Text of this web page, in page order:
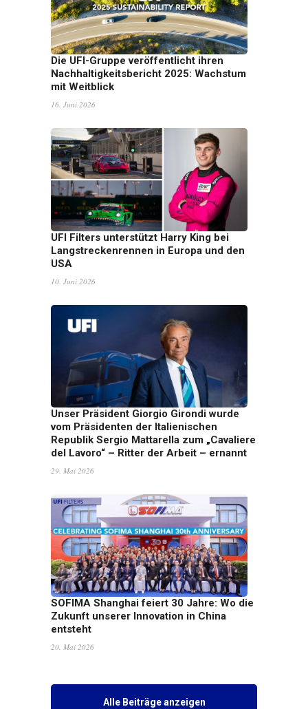
Die UFI-Gruppe veröffentlicht ihren
Nachhaltigkeitsbericht 2025: Wachstum
mit Weitblick
16. Juni 2026
UFI Filters unterstützt Harry King bei
Langstreckenrennen in Europa und den
USA
10. Juni 2026
Unser Präsident Giorgio Girondi wurde
vom Präsidenten der Italienischen
Republik Sergio Mattarella zum „Cavaliere
del Lavoro“ – Ritter der Arbeit – ernannt
29. Mai 2026
SOFIMA Shanghai feiert 30 Jahre: Wo die
Zukunft unserer Innovation in China
entsteht
20. Mai 2026
Alle Beiträge anzeigen